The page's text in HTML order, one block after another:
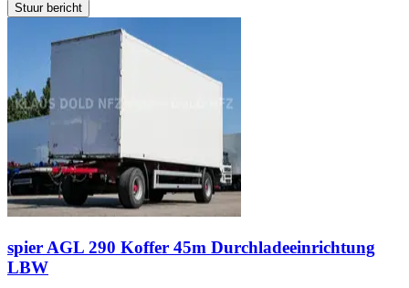
Stuur bericht
spier AGL 290 Koffer 45m Durchladeeinrichtung
LBW